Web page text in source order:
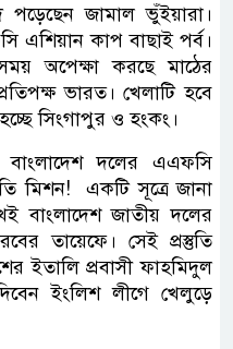
পড়েছেন জামাল ভুঁইয়ারা।
এশিয়ান কাপ বাছাই পর্ব।
অপেক্ষা করছে মাঠের
ভারত। খেলাটি হবে
সিংগাপুর ও হংকং।
দলের এএফসি
মিশন! একটি সূত্রে জানা
বাংলাদেশ জাতীয় দলের
তায়েফে। সেই প্রস্তুতি
ইতালি প্রবাসী ফাহমিদুল
ইংলিশ লীগে খেলুড়ে